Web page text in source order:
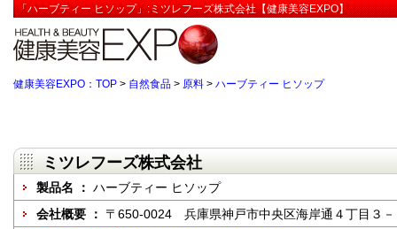
「ハーブティー ヒソップ」:ミツレフーズ株式会社【健康美容EXPO】
健康美容EXPO：TOP > 自然食品 > 原料 > ハーブティー ヒソップ
ミツレフーズ株式会社
製品名 ： ハーブティー ヒソップ
会社概要 ： 〒650-0024 兵庫県神戸市中央区海岸通４丁目３